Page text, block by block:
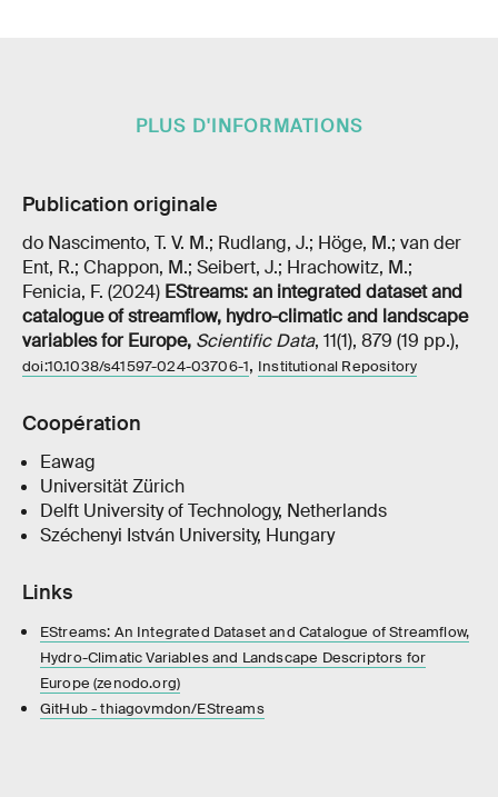
PLUS D'INFORMATIONS
Publication originale
do Nascimento, T. V. M.; Rudlang, J.; Höge, M.; van der
Ent, R.; Chappon, M.; Seibert, J.; Hrachowitz, M.;
Fenicia, F. (2024) EStreams: an integrated dataset and
catalogue of streamflow, hydro-climatic and landscape
variables for Europe, Scientific Data, 11(1), 879 (19 pp.),
doi:10.1038/s41597-024-03706-1, Institutional Repository
Coopération
Eawag
Universität Zürich
Delft University of Technology, Netherlands
Széchenyi István University, Hungary
Links
EStreams: An Integrated Dataset and Catalogue of Streamflow,
Hydro-Climatic Variables and Landscape Descriptors for
Europe (zenodo.org)
GitHub - thiagovmdon/EStreams